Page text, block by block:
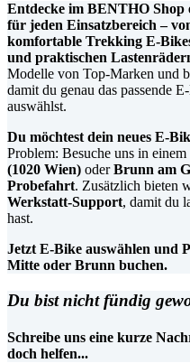
Entdecke im BENTHO Shop
für jeden Einsatzbereich –
komfortable Trekking E-
und praktischen
Modelle von Top-Marken und
damit du genau das passende
auswählst.
Du möchtest dein neues E-
Problem: Besuche uns in
(1020 Wien) oderBrunn am
Probefahrt. Zusätzlich bieten
Werkstatt-Support, damit du
hast.
Jetzt E-Bike auswählen und
Mitte oder Brunn buchen.
Du bist nicht fündig
Schreibe uns eine kurze
doch helfen...